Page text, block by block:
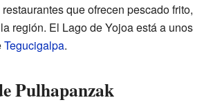
que ofrecen pescado frito,
región. El Lago de Yojoa está a unos
Tegucigalpa.
Pulhapanzak